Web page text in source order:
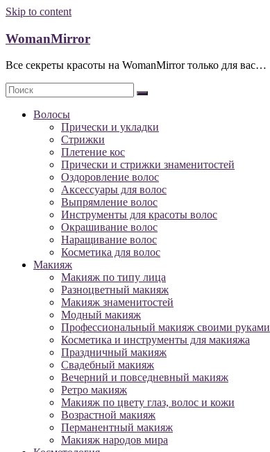
Skip to content
WomanMirror
Все секреты красоты на WomanMirror только для вас…
Волосы
Прически и укладки
Стрижки
Плетение кос
Прически и стрижки знаменитостей
Оздоровление волос
Аксессуары для волос
Выпрямление волос
Инструменты для красоты волос
Окрашивание волос
Наращивание волос
Косметика для волос
Макияж
Макияж по типу лица
Разноцветный макияж
Макияж знаменитостей
Модный макияж
Профессиональный макияж своими руками
Косметика и инструменты для макияжа
Праздничный макияж
Свадебный макияж
Вечерний и повседневный макияж
Ретро макияж
Макияж по цвету глаз, волос и кожи
Возрастной макияж
Перманентный макияж
Макияж народов мира